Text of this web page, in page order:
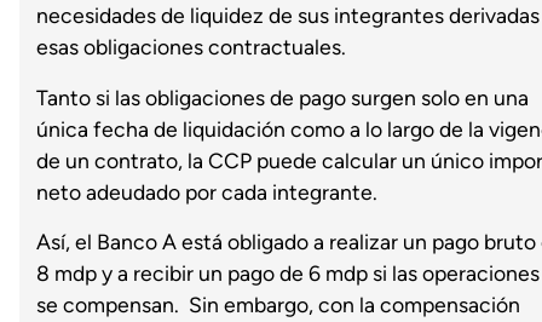
necesidades de liquidez de sus integrantes
esas obligaciones contractuales.
Tanto si las obligaciones de pago surgen solo en una
única fecha de liquidación como a lo largo de la
de un contrato, la CCP puede calcular un único
neto adeudado por cada integrante.
Así, el Banco A está obligado a realizar un pago bruto
8 mdp y a recibir un pago de 6 mdp si las
se compensan. Sin embargo, con la compensación